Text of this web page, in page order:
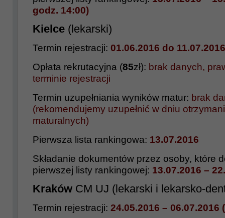
godz. 14:00)
Kielce (lekarski)
Termin rejestracji: 01.06.2016 do 11.07.2016
Opłata rekrutacyjna (85zł): brak danych,
terminie rejestracji
Termin uzupełniania wyników matur: brak
(rekomendujemy uzupełnić w dniu
maturalnych)
Pierwsza lista rankingowa: 13.07.2016
Składanie dokumentów przez osoby, które
pierwszej listy rankingowej: 13.07.2016 –
Kraków CM UJ (lekarski i lekarsko-
Termin rejestracji: 24.05.2016 – 06.07.2016